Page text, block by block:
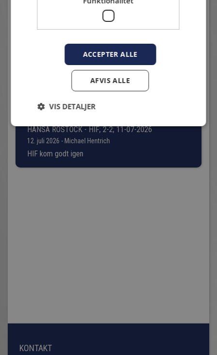
POKALKAMPEN MOD NÆSTVED SPILLES DEN 6.
13. juli 2026 - Karsten Madsen
Datoen er på plads
HANSA ROSTOCK - HIF; 2-2; 11-07-2026
12. juli 2026 - Michael Hentrich
HIF kom godt igen
KONTAKT
ACCEPTER ALLE
AFVIS ALLE
VIS DETALJER